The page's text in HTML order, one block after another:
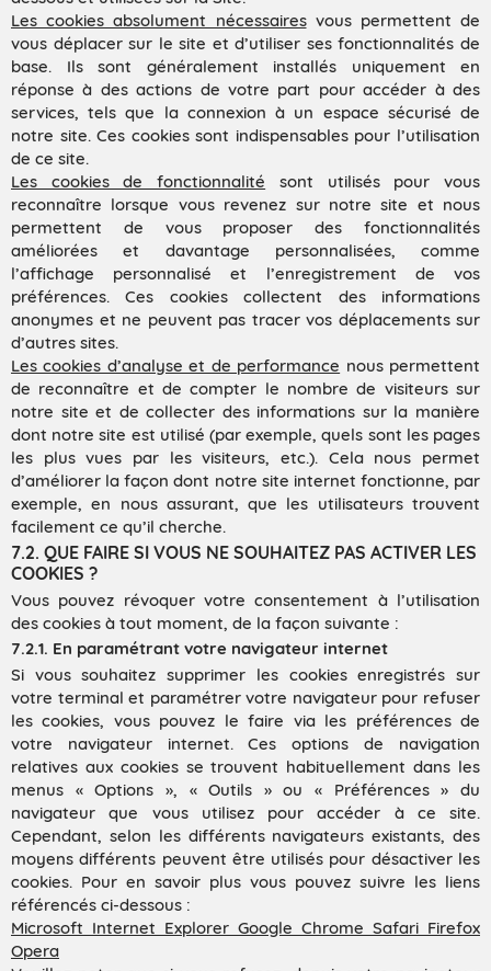
Les cookies absolument nécessairesvous permettent de
vous déplacer sur le site et d’utiliser ses fonctionnalités de
base. Ils sont généralement installés uniquement en
réponse à des actions de votre part pour accéder à des
services, tels que la connexion à un espace sécurisé de
notre site. Ces cookies sont indispensables pour l’utilisation
de ce site.
Les cookies de fonctionnalité sont utilisés pour vous
reconnaître lorsque vous revenez sur notre site et nous
permettent de vous proposer des fonctionnalités
améliorées et davantage personnalisées, comme
l’affichage personnalisé et l’enregistrement de vos
préférences. Ces cookies collectent des informations
anonymes et ne peuvent pas tracer vos déplacements sur
d’autres sites.
Les cookies d’analyse et de performance nous permettent
de reconnaître et de compter le nombre de visiteurs sur
notre site et de collecter des informations sur la manière
dont notre site est utilisé (par exemple, quels sont les pages
les plus vues par les visiteurs, etc.). Cela nous permet
d’améliorer la façon dont notre site internet fonctionne, par
exemple, en nous assurant, que les utilisateurs trouvent
facilement ce qu’il cherche.
7.2. QUE FAIRE SI VOUS NE SOUHAITEZ PAS ACTIVER LES
COOKIES ?
Vous pouvez révoquer votre consentement à l’utilisation
des cookies à tout moment, de la façon suivante :
7.2.1. En paramétrant votre navigateur internet
Si vous souhaitez supprimer les cookies enregistrés sur
votre terminal et paramétrer votre navigateur pour refuser
les cookies, vous pouvez le faire via les préférences de
votre navigateur internet. Ces options de navigation
relatives aux cookies se trouvent habituellement dans les
menus « Options », « Outils » ou « Préférences » du
navigateur que vous utilisez pour accéder à ce site.
Cependant, selon les différents navigateurs existants, des
moyens différents peuvent être utilisés pour désactiver les
cookies. Pour en savoir plus vous pouvez suivre les liens
référencés ci-dessous :
Microsoft Internet Explorer Google Chrome Safari Firefox
Opera